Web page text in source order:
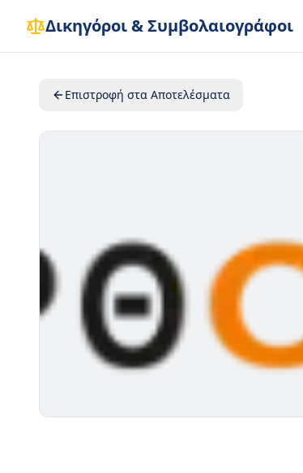
Δικηγόροι & Συμβολαιογράφοι
Επιστροφή στα Αποτελέσματα